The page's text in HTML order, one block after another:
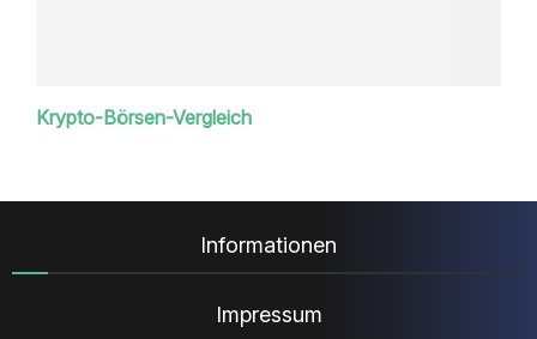
Krypto-Börsen-Vergleich
Informationen
Impressum